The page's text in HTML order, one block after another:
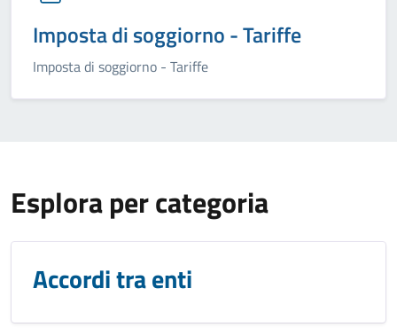
Imposta di soggiorno - Tariffe
Imposta di soggiorno - Tariffe
Esplora per categoria
Accordi tra enti